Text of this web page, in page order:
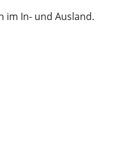
im In- und Ausland.